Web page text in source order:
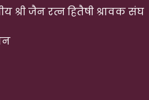
श्री जैन रत्न हितैषी श्रावक संघ